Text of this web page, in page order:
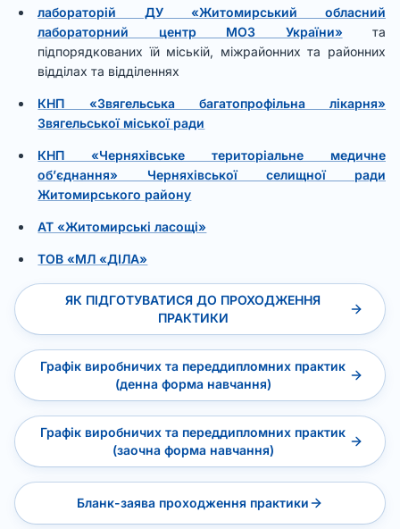
лабораторій ДУ «Житомирський обласний
лабораторний центр МОЗ України» та
підпорядкованих їй міській, міжрайонних та районних
відділах та відділеннях
КНП «Звягельська багатопрофільна лікарня»
Звягельської міської ради
КНП «Черняхівське територіальне медичне
об’єднання» Черняхівської селищної ради
Житомирського району
АТ «Житомирські ласощі»
ТОВ «МЛ «ДІЛА»
ЯК ПІДГОТУВАТИСЯ ДО ПРОХОДЖЕННЯ
ПРАКТИКИ
Графік виробничих та переддипломних практик
(денна форма навчання)
Графік виробничих та переддипломних практик
(заочна форма навчання)
Бланк-заява проходження практики